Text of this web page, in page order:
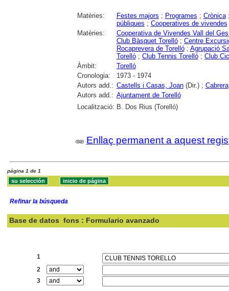
Matèries: Festes majors ; Programes ; Crònica
públiques ; Cooperatives de vivendes
Matèries:
Cooperativa de Vivendes Vall del
Club Bàsquet Torelló; Centre
Rocaprevera de Torelló; Agrupació
Torelló; Club Tennis Torelló; Club
Àmbit:
Torelló
Cronologia:
1973 - 1974
Autors add.: Castells i Casas, Joan(Dir.) ; Cabrera
Autors add.: Ajuntament de Torelló
Localització: B. Dos Rius (Torelló)
Enllaç permanent a aquest
página 1 de 1
Refinar la búsqueda
Base de datos fons : Formulario avanzado
1
2
3